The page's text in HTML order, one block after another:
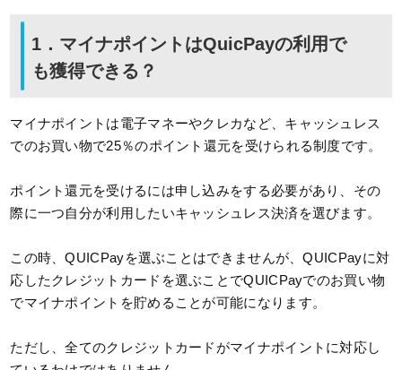
1．マイナポイントはQuicPayの利用で
も獲得できる？
マイナポイントは電子マネーやクレカなど、キャッシュレス
でのお買い物で25％のポイント還元を受けられる制度です。
ポイント還元を受けるには申し込みをする必要があり、その
際に一つ自分が利用したいキャッシュレス決済を選びます。
この時、QUICPayを選ぶことはできませんが、QUICPayに対
応したクレジットカードを選ぶことでQUICPayでのお買い物
でマイナポイントを貯めることが可能になります。
ただし、全てのクレジットカードがマイナポイントに対応し